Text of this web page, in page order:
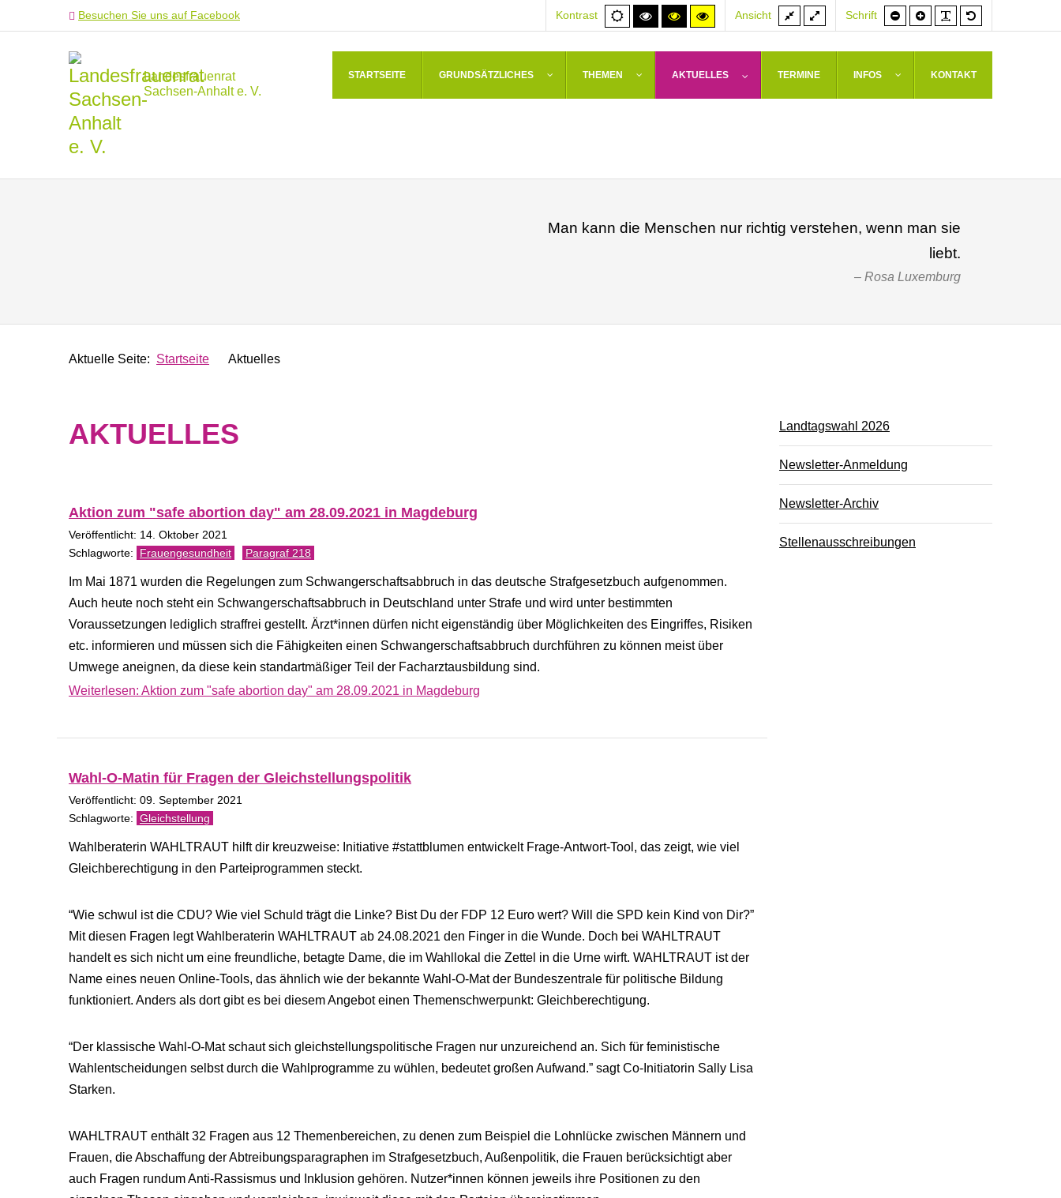
Besuchen Sie uns auf Facebook Kontrast
Normale
Ansicht
Hoher
Kontrast
Hoher
Kontrast
Hoher
Kontrast
Ansicht
Feste
Breite
Volle
Breite
Schrift
Schrift
kleiner
Schrift
größer
Landesfrauenrat
Sachsen-Anhalt e. V.
STARTSEITE GRUNDSÄTZLICHES THEMEN AKTUELLES TERMINE INFOS KONTAKT
Man kann die Menschen nur richtig verstehen, wenn man sie
liebt.
Rosa Luxemburg
Aktuelle Seite: Startseite Aktuelles
AKTUELLES
Aktion zum "safe abortion day" am 28.09.2021 in Magdeburg
Veröffentlicht: 14. Oktober 2021
Frauengesundheit Paragraf 218
Im Mai 1871 wurden die Regelungen zum Schwangerschaftsabbruch in das deutsche Strafgesetzbuch aufgenommen.
Auch heute noch steht ein Schwangerschaftsabbruch in Deutschland unter Strafe und wird unter bestimmten
Voraussetzungen lediglich straffrei gestellt. Ärzt*innen dürfen nicht eigenständig über Möglichkeiten des Eingriffes, Risiken
etc. informieren und müssen sich die Fähigkeiten einen Schwangerschaftsabbruch durchführen zu können meist über
Umwege aneignen, da diese kein standartmäßiger Teil der Facharztausbildung sind.
Weiterlesen: Aktion zum "safe abortion day" am 28.09.2021 in Magdeburg
Wahl-O-Matin für Fragen der Gleichstellungspolitik
Veröffentlicht: 09. September 2021
Gleichstellung
Wahlberaterin WAHLTRAUT hilft dir kreuzweise: Initiative #stattblumen entwickelt Frage-Antwort-Tool, das zeigt, wie viel
Gleichberechtigung in den Parteiprogrammen steckt.
“Wie schwul ist die CDU? Wie viel Schuld trägt die Linke? Bist Du der FDP 12 Euro wert? Will die SPD kein Kind von Dir?”
Mit diesen Fragen legt Wahlberaterin WAHLTRAUT ab 24.08.2021 den Finger in die Wunde. Doch bei WAHLTRAUT
handelt es sich nicht um eine freundliche, betagte Dame, die im Wahllokal die Zettel in die Urne wirft. WAHLTRAUT ist der
Name eines neuen Online-Tools, das ähnlich wie der bekannte Wahl-O-Mat der Bundeszentrale für politische Bildung
funktioniert. Anders als dort gibt es bei diesem Angebot einen Themenschwerpunkt: Gleichberechtigung.
“Der klassische Wahl-O-Mat schaut sich gleichstellungspolitische Fragen nur unzureichend an. Sich für feministische
Wahlentscheidungen selbst durch die Wahlprogramme zu wühlen, bedeutet großen Aufwand.” sagt Co-Initiatorin Sally Lisa
Starken.
WAHLTRAUT enthält 32 Fragen aus 12 Themenbereichen, zu denen zum Beispiel die Lohnlücke zwischen Männern und
Frauen, die Abschaffung der Abtreibungsparagraphen im Strafgesetzbuch, Außenpolitik, die Frauen berücksichtigt aber
auch Fragen rundum Anti-Rassismus und Inklusion gehören. Nutzer*innen können jeweils ihre Positionen zu den
Landtagswahl 2026
Newsletter-Anmeldung
Newsletter-Archiv
Stellenausschreibungen